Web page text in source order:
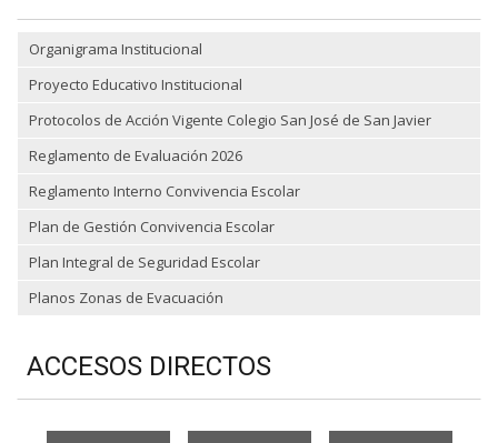
Organigrama Institucional
Proyecto Educativo Institucional
Protocolos de Acción Vigente Colegio San José de San Javier
Reglamento de Evaluación 2026
Reglamento Interno Convivencia Escolar
Plan de Gestión Convivencia Escolar
Plan Integral de Seguridad Escolar
Planos Zonas de Evacuación
ACCESOS DIRECTOS